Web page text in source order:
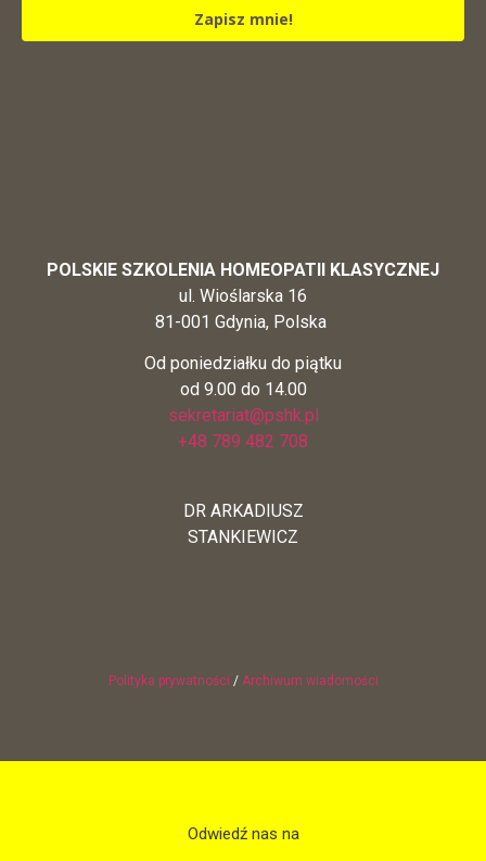
Zapisz mnie!
POLSKIE SZKOLENIA HOMEOPATII KLASYCZNEJ
ul. Wioślarska 16
81-001 Gdynia, Polska
Od poniedziałku do piątku
od 9.00 do 14.00
sekretariat@pshk.pl
+48 789 482 708
DR ARKADIUSZ
STANKIEWICZ
Polityka prywatności / Archiwum wiadomości
Odwiedź nas na